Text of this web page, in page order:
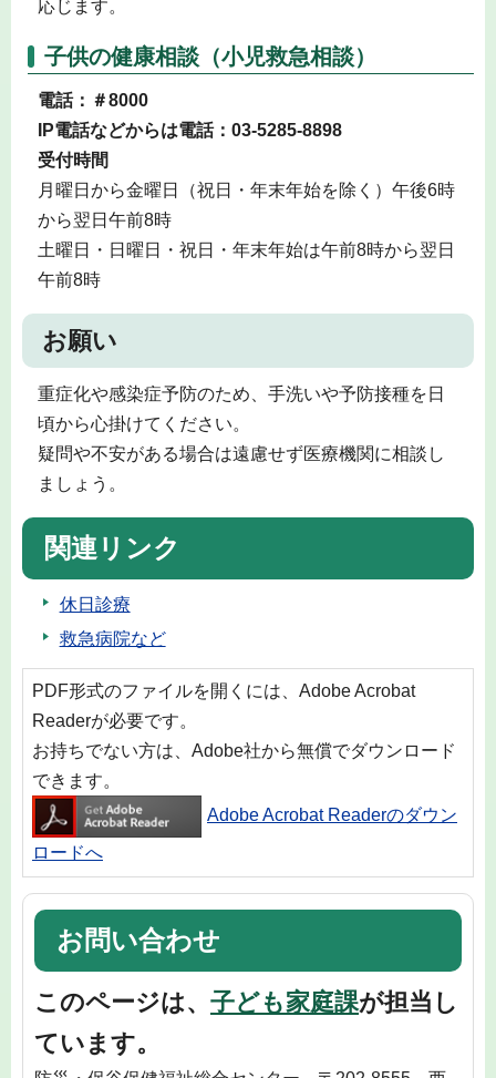
応じます。
子供の健康相談（小児救急相談）
電話：＃8000
IP電話などからは電話：03-5285-8898
受付時間
月曜日から金曜日（祝日・年末年始を除く）午後6時
から翌日午前8時
土曜日・日曜日・祝日・年末年始は午前8時から翌日
午前8時
お願い
重症化や感染症予防のため、手洗いや予防接種を日
頃から心掛けてください。
疑問や不安がある場合は遠慮せず医療機関に相談し
ましょう。
関連リンク
休日診療
救急病院など
PDF形式のファイルを開くには、Adobe Acrobat
Readerが必要です。
お持ちでない方は、Adobe社から無償でダウンロード
できます。
Adobe Acrobat Readerのダウン
ロードへ
お問い合わせ
このページは、 子ども家庭課が担当し
ています。